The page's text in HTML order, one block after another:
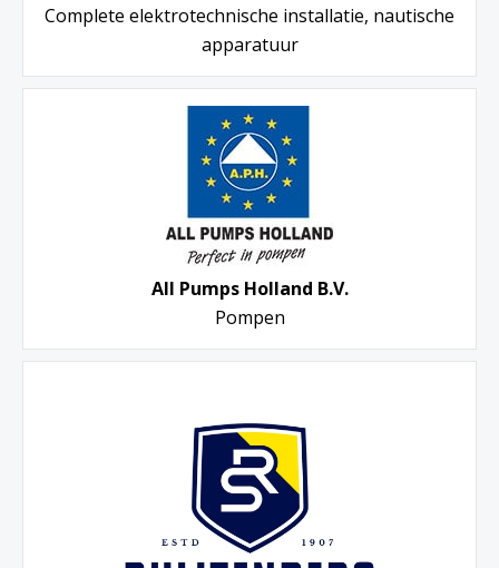
Complete elektrotechnische installatie, nautische
apparatuur
All Pumps Holland B.V.
Pompen